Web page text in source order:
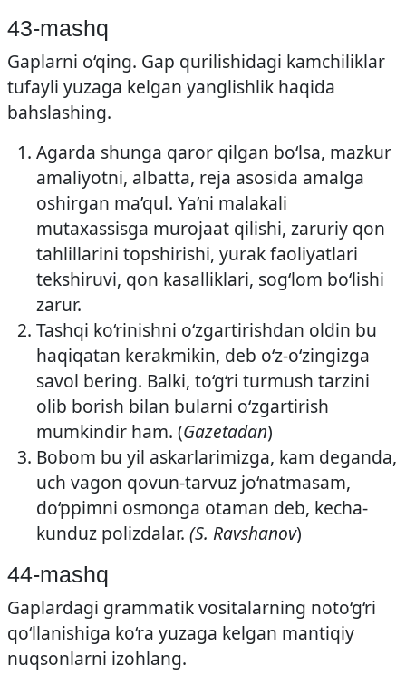
43-mashq
Gaplarni o‘qing. Gap qurilishidagi kamchiliklar
tufayli yuzaga kelgan yanglishlik haqida
bahslashing.
Agarda shunga qaror qilgan bo‘lsa, mazkur
amaliyotni, albatta, reja asosida amalga
oshirgan ma’qul. Ya’ni malakali
mutaxassisga murojaat qilishi, zaruriy qon
tahlillarini topshirishi, yurak faoliyatlari
tekshiruvi, qon kasalliklari, sog‘lom bo‘lishi
zarur.
Tashqi ko‘rinishni o‘zgartirishdan oldin bu
haqiqatan kerakmikin, deb o‘z-o‘zingizga
savol bering. Balki, to‘g‘ri turmush tarzini
olib borish bilan bularni o‘zgartirish
mumkindir ham. (Gazetadan)
Bobom bu yil askarlarimizga, kam deganda,
uch vagon qovun-tarvuz jo‘natmasam,
do‘ppimni osmonga otaman deb, kecha-
kunduz polizdalar. (S. Ravshanov)
44-mashq
Gaplardagi grammatik vositalarning noto‘g‘ri
qo‘llanishiga ko‘ra yuzaga kelgan mantiqiy
nuqsonlarni izohlang.